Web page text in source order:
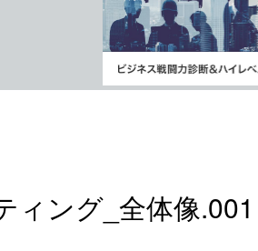
ィング_全体像.001